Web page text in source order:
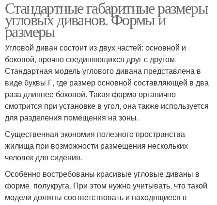
Стандартные габаритные размеры
угловых диванов. Формы и
размеры
Угловой диван состоит из двух частей: основной и
боковой, прочно соединяющихся друг с другом.
Стандартная модель углового дивана представлена в
виде буквы Г, где размер основной составляющей в два
раза длиннее боковой. Такая форма органично
смотрится при установке в угол, она также используется
для разделения помещения на зоны.
Существенная экономия полезного пространства
жилища при возможности размещения нескольких
человек для сидения.
Особенно востребованы красивые угловые диваны в
форме полукруга. При этом нужно учитывать, что такой
модели должны соответствовать и находящиеся в